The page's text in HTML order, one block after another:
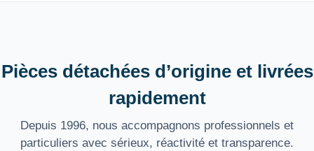
Pièces détachées d’origine et livrées
rapidement
Depuis 1996, nous accompagnons professionnels et
particuliers avec sérieux, réactivité et transparence.